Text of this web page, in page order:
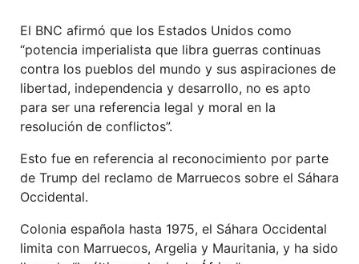
El BNC afirmó que los Estados Unidos como
“potencia imperialista que libra guerras continuas
contra los pueblos del mundo y sus aspiraciones de
libertad, independencia y desarrollo, no es apto
para ser una referencia legal y moral en la
resolución de conflictos”.
Esto fue en referencia al reconocimiento por parte
de Trump del reclamo de Marruecos sobre el Sáhara
Occidental.
Colonia española hasta 1975, el Sáhara Occidental
limita con Marruecos, Argelia y Mauritania, y ha sido